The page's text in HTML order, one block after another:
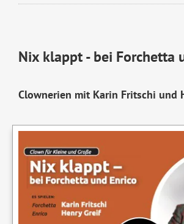
Nix klappt - bei Forchetta
Clownerien mit Karin Fritschi und